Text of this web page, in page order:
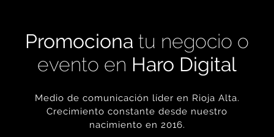
Promociona tu negocio o
evento en Haro Digital
Medio de comunicación líder en Rioja Alta.
Crecimiento constante desde nuestro
nacimiento en 2016.